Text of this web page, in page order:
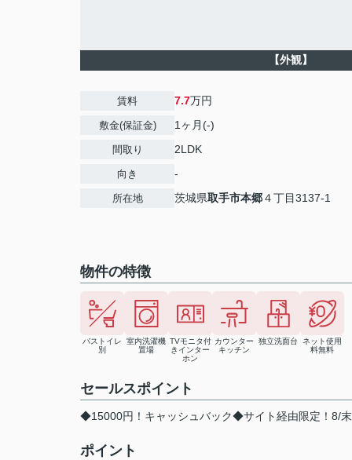
【外観】
賃料 7.7万円
敷金(保証金) 1ヶ月(-)
間取り 2LDK
向き -
所在地 茨城県取手市本郷４丁目3137-1
物件の特徴
バストイレ
別
室内洗濯機
置場
TVモニタ付
きインター
ホン
カウンター
キッチン
独立洗面台
ネット使用
料無料
セールスポイント
◆15000円！キャッシュバック◆サイト経由限定！8/
ポイント